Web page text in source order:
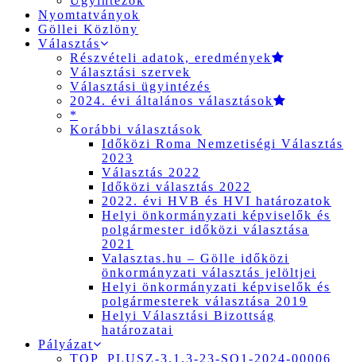
Nyomtatványok
Göllei Közlöny
Választás
Részvételi adatok, eredmények
Választási szervek
Választási ügyintézés
2024. évi általános választások
*
Korábbi választások
Időközi Roma Nemzetiségi Választás
2023
Választás 2022
Időközi választás 2022
2022. évi HVB és HVI határozatok
Helyi önkormányzati képviselők és
polgármester időközi választása
2021
Valasztas.hu – Gölle időközi
önkormányzati választás jelöltjei
Helyi önkormányzati képviselők és
polgármesterek választása 2019
Helyi Választási Bizottság
határozatai
Pályázat
TOP_PLUSZ-3.1.3-23-SO1-2024-00006